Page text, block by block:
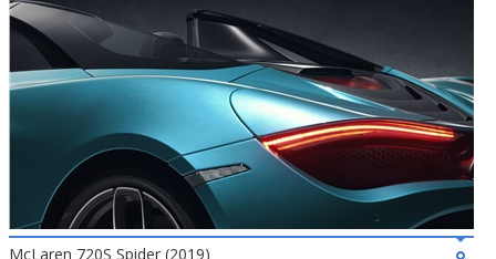
McLaren 720S Spider (2019)